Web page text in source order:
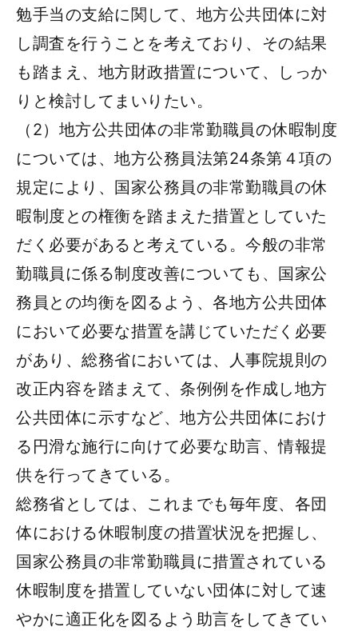
勉手当の支給に関して、地方公共団体に対
し調査を行うことを考えており、その結果
も踏まえ、地方財政措置について、しっか
りと検討してまいりたい。
（2）地方公共団体の非常勤職員の休暇制度
については、地方公務員法第24条第４項の
規定により、国家公務員の非常勤職員の休
暇制度との権衡を踏まえた措置としていた
だく必要があると考えている。今般の非常
勤職員に係る制度改善についても、国家公
務員との均衡を図るよう、各地方公共団体
において必要な措置を講じていただく必要
があり、総務省においては、人事院規則の
改正内容を踏まえて、条例例を作成し地方
公共団体に示すなど、地方公共団体におけ
る円滑な施行に向けて必要な助言、情報提
供を行ってきている。
総務省としては、これまでも毎年度、各団
体における休暇制度の措置状況を把握し、
国家公務員の非常勤職員に措置されている
休暇制度を措置していない団体に対して速
やかに適正化を図るよう助言をしてきてい